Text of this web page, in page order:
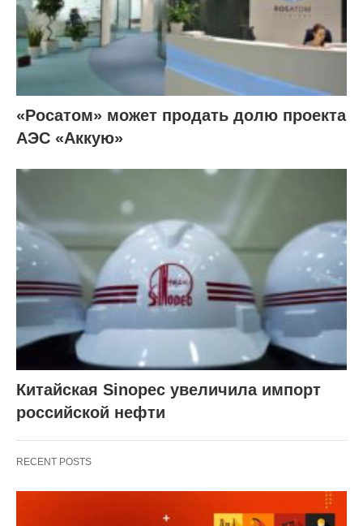
«Росатом» может продать долю проекта
АЭС «Аккую»
Китайская Sinopec увеличила импорт
российской нефти
RECENT POSTS